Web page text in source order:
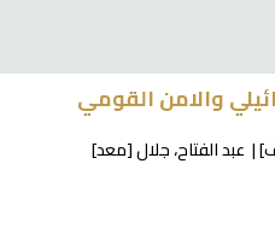
والامن القومي
عبد الفتاح، جلال[معد]